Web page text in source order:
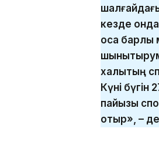
кезде
қоса
халықтың
Күні
пайызы
отыр», –